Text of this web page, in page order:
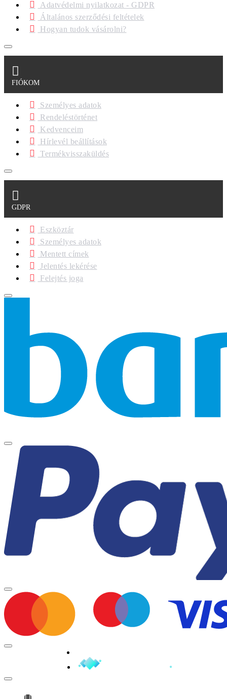
Adatvédelmi nyilatkozat - GDPR
Általános szerződési feltételek
Hogyan tudok vásárolni?
FIÓKOM
Személyes adatok
Rendeléstörténet
Kedvenceim
Hírlevél beállítások
Termékvisszaküldés
GDPR
Eszköztár
Személyes adatok
Mentett címek
Jelentés lekérése
Felejtés joga